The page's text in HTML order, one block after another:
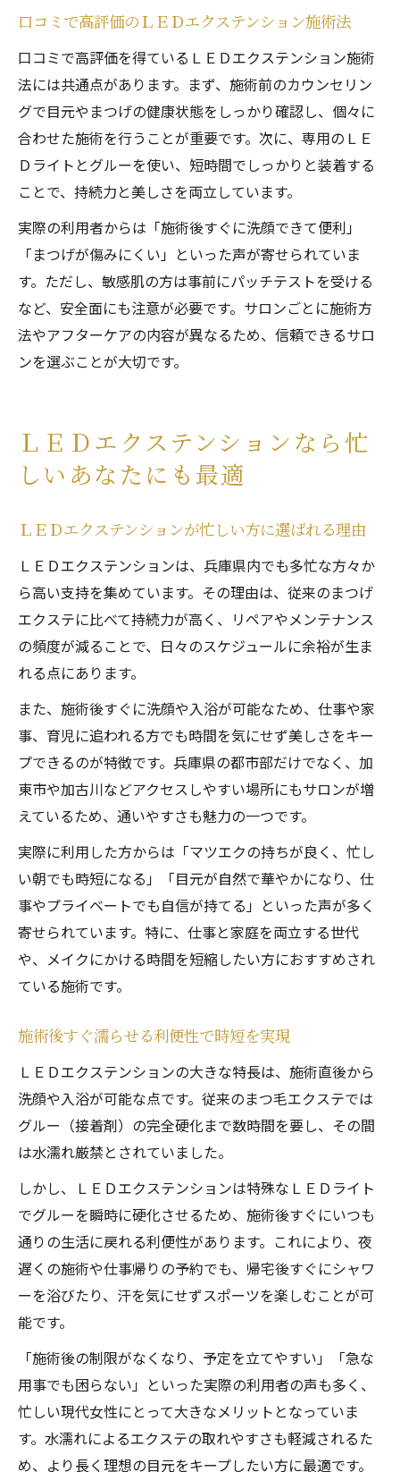
口コミで高評価のＬＥＤエクステンション施術法
口コミで高評価を得ているＬＥＤエクステンション施術
法には共通点があります。まず、施術前のカウンセリン
グで目元やまつげの健康状態をしっかり確認し、個々に
合わせた施術を行うことが重要です。次に、専用のＬＥ
Ｄライトとグルーを使い、短時間でしっかりと装着する
ことで、持続力と美しさを両立しています。
実際の利用者からは「施術後すぐに洗顔できて便利」
「まつげが傷みにくい」といった声が寄せられていま
す。ただし、敏感肌の方は事前にパッチテストを受ける
など、安全面にも注意が必要です。サロンごとに施術方
法やアフターケアの内容が異なるため、信頼できるサロ
ンを選ぶことが大切です。
ＬＥＤエクステンションなら忙
しいあなたにも最適
ＬＥＤエクステンションが忙しい方に選ばれる理由
ＬＥＤエクステンションは、兵庫県内でも多忙な方々か
ら高い支持を集めています。その理由は、従来のまつげ
エクステに比べて持続力が高く、リペアやメンテナンス
の頻度が減ることで、日々のスケジュールに余裕が生ま
れる点にあります。
また、施術後すぐに洗顔や入浴が可能なため、仕事や家
事、育児に追われる方でも時間を気にせず美しさをキー
プできるのが特徴です。兵庫県の都市部だけでなく、加
東市や加古川などアクセスしやすい場所にもサロンが増
えているため、通いやすさも魅力の一つです。
実際に利用した方からは「マツエクの持ちが良く、忙し
い朝でも時短になる」「目元が自然で華やかになり、仕
事やプライベートでも自信が持てる」といった声が多く
寄せられています。特に、仕事と家庭を両立する世代
や、メイクにかける時間を短縮したい方におすすめされ
ている施術です。
施術後すぐ濡らせる利便性で時短を実現
ＬＥＤエクステンションの大きな特長は、施術直後から
洗顔や入浴が可能な点です。従来のまつ毛エクステでは
グルー（接着剤）の完全硬化まで数時間を要し、その間
は水濡れ厳禁とされていました。
しかし、ＬＥＤエクステンションは特殊なＬＥＤライト
でグルーを瞬時に硬化させるため、施術後すぐにいつも
通りの生活に戻れる利便性があります。これにより、夜
遅くの施術や仕事帰りの予約でも、帰宅後すぐにシャワ
ーを浴びたり、汗を気にせずスポーツを楽しむことが可
能です。
「施術後の制限がなくなり、予定を立てやすい」「急な
用事でも困らない」といった実際の利用者の声も多く、
忙しい現代女性にとって大きなメリットとなっていま
す。水濡れによるエクステの取れやすさも軽減されるた
め、より長く理想の目元をキープしたい方に最適です。